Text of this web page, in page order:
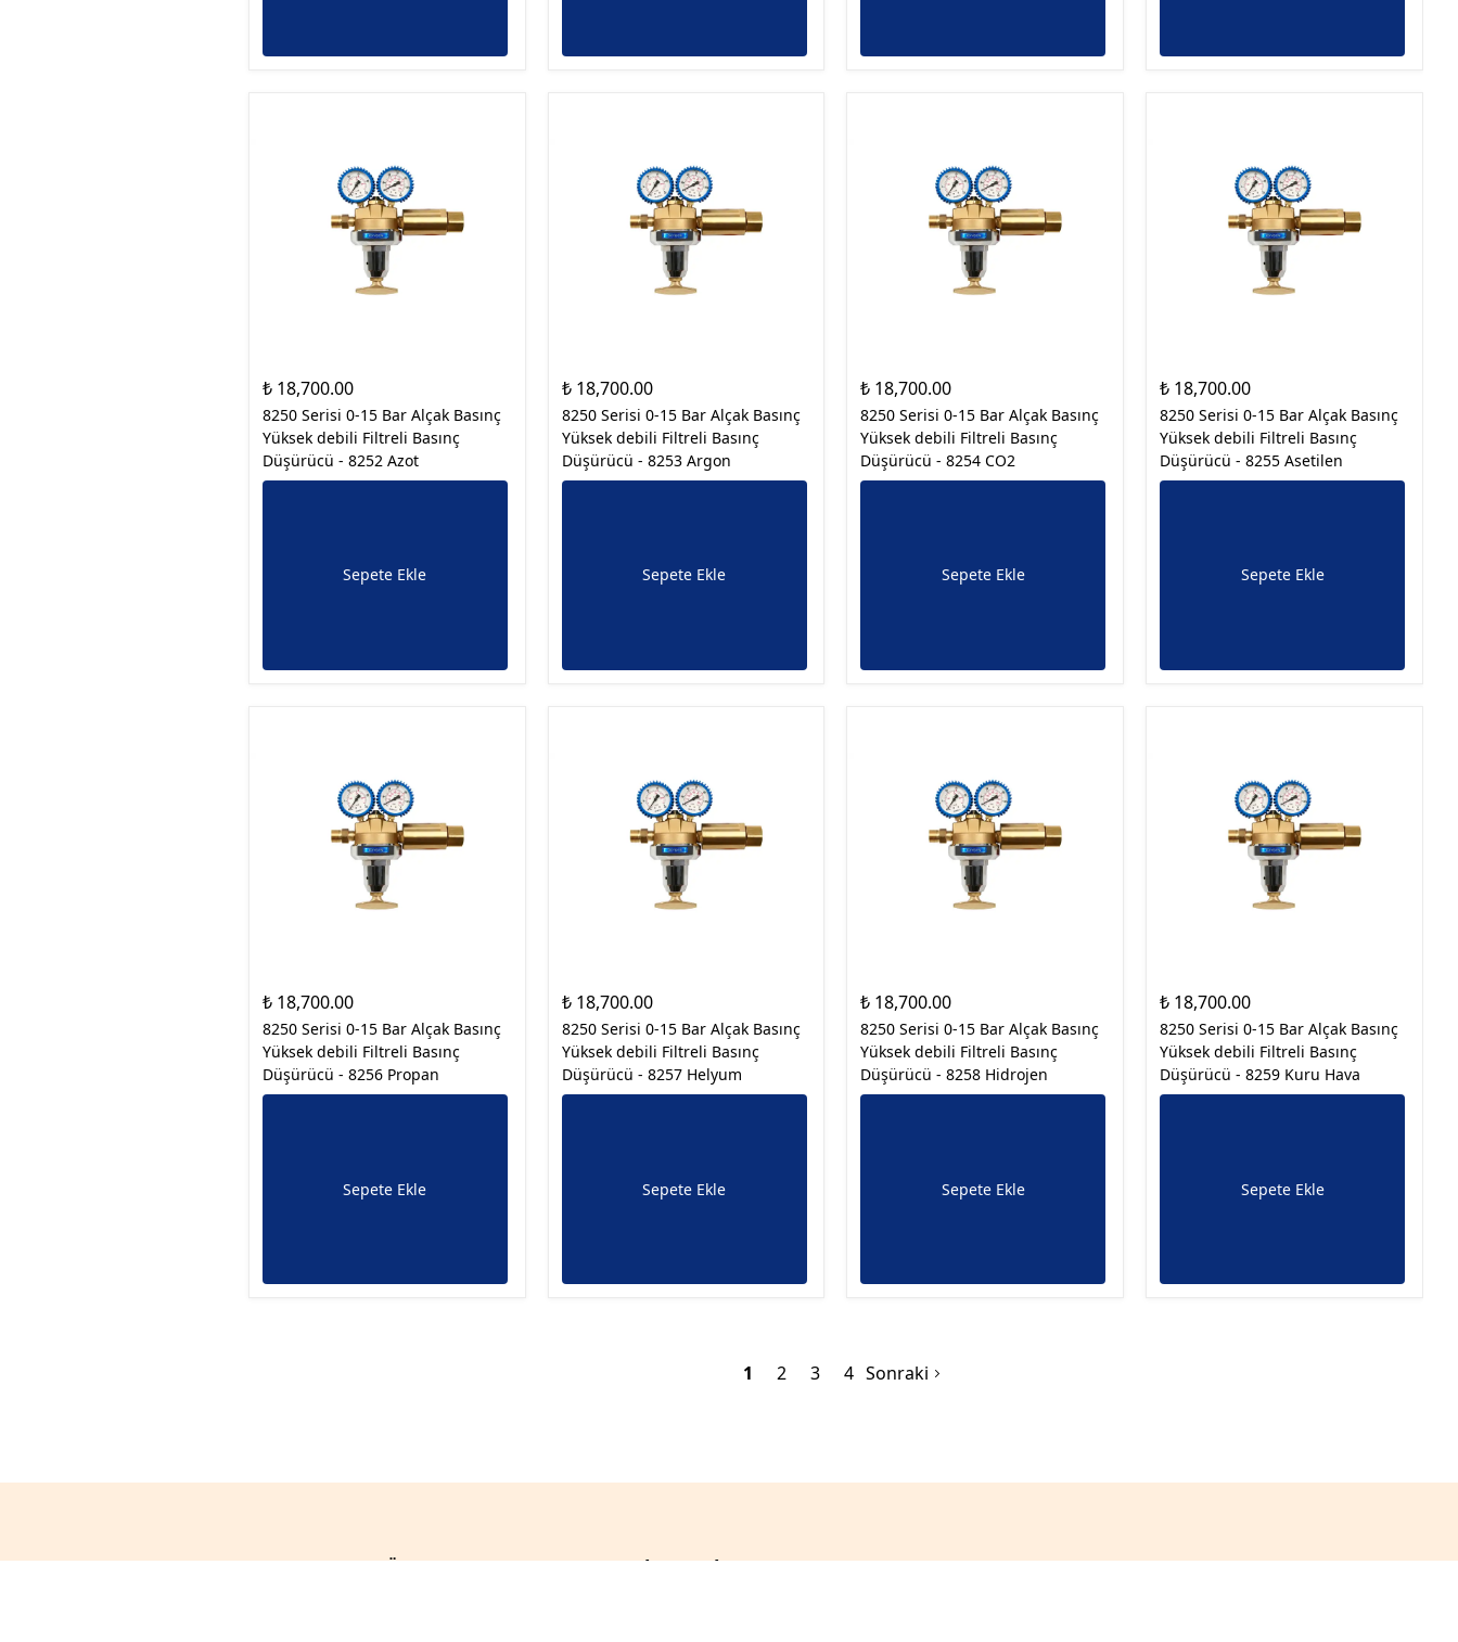
₺ 18,700.00
8250 Serisi 0-15 Bar Alçak Basınç
Yüksek debili Filtreli Basınç
Düşürücü - 8252 Azot
Sepete Ekle
₺ 18,700.00
8250 Serisi 0-15 Bar Alçak Basınç
Yüksek debili Filtreli Basınç
Düşürücü - 8253 Argon
Sepete Ekle
₺ 18,700.00
8250 Serisi 0-15 Bar Alçak Basınç
Yüksek debili Filtreli Basınç
Düşürücü - 8254 CO2
Sepete Ekle
₺ 18,700.00
8250 Serisi 0-15 Bar Alçak Basınç
Yüksek debili Filtreli Basınç
Düşürücü - 8255 Asetilen
Sepete Ekle
₺ 18,700.00
8250 Serisi 0-15 Bar Alçak Basınç
Yüksek debili Filtreli Basınç
Düşürücü - 8256 Propan
Sepete Ekle
₺ 18,700.00
8250 Serisi 0-15 Bar Alçak Basınç
Yüksek debili Filtreli Basınç
Düşürücü - 8257 Helyum
Sepete Ekle
₺ 18,700.00
8250 Serisi 0-15 Bar Alçak Basınç
Yüksek debili Filtreli Basınç
Düşürücü - 8258 Hidrojen
Sepete Ekle
₺ 18,700.00
8250 Serisi 0-15 Bar Alçak Basınç
Yüksek debili Filtreli Basınç
Düşürücü - 8259 Kuru Hava
Sepete Ekle
1 2 3 4 Sonraki
Ürünlerimiz
Şirketimiz
Abone Olun!